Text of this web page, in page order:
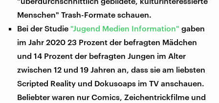
Menschen" Trash-Formate schauen.
Bei der Studie "Jugend Medien Information" gaben
im Jahr 2020 23 Prozent der befragten Mädchen
und 14 Prozent der befragten Jungen im Alter
zwischen 12 und 19 Jahren an, dass sie am liebsten
Scripted Reality und Dokusoaps im TV anschauen.
Beliebter waren nur Comics, Zeichentrickfilme und